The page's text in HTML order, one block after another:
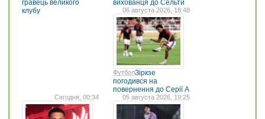
гравець великого
клубу
вихованця до Сельти
06 августа 2026, 18:48
ФутболЗіркзе
погодився на
повернення до Серії А
Сегодня, 00:34 05 августа 2026, 19:25